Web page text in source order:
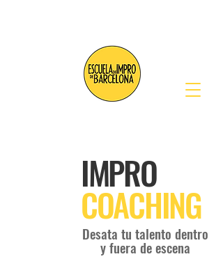
IMPRO
COACHING
Desata tu talento dentro
y fuera de escena